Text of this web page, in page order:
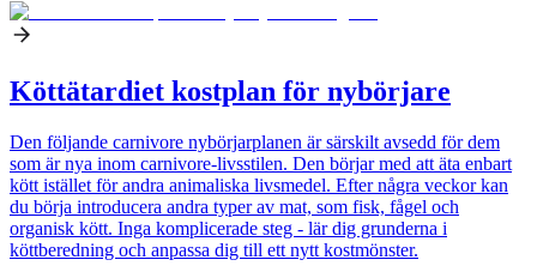
Köttätardiet kostplan för nybörjare
Den följande carnivore nybörjarplanen är särskilt avsedd för dem
som är nya inom carnivore-livsstilen. Den börjar med att äta enbart
kött istället för andra animaliska livsmedel. Efter några veckor kan
du börja introducera andra typer av mat, som fisk, fågel och
organisk kött. Inga komplicerade steg - lär dig grunderna i
köttberedning och anpassa dig till ett nytt kostmönster.